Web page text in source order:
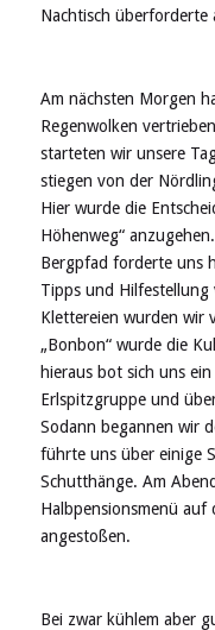
Nachtisch überforderte
Am nächsten Morgen
Regenwolken
starteten wir unsere
stiegen von der
Hier wurde die
Höhenweg“
Bergpfad forderte uns
Tipps und Hilfestellung
Klettereien wurden wir
„Bonbon“ wurde die
hieraus bot sich uns
Erlspitzgruppe und
Sodann begannen wir
führte uns über einige
Schutthänge. Am
Halbpensionsmenü auf
angestoßen.
Bei zwar kühlem aber